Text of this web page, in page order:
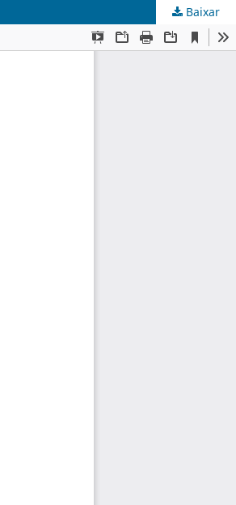
Baixar